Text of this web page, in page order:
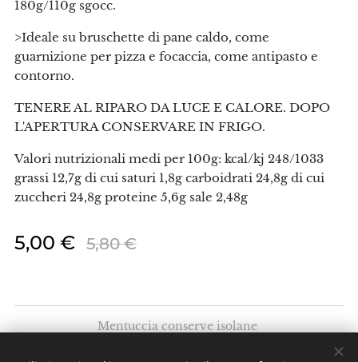
180g/110g sgocc.
>Ideale su bruschette di pane caldo, come
guarnizione per pizza e focaccia, come antipasto e
contorno.
TENERE AL RIPARO DA LUCE E CALORE. DOPO
L'APERTURA CONSERVARE IN FRIGO.
Valori nutrizionali medi per 100g: kcal/kj 248/1033
grassi 12,7g di cui saturi 1,8g carboidrati 24,8g di cui
zuccheri 24,8g proteine 5,6g sale 2,48g
5,00 € 5,80€
Mentuccia conserve isolane